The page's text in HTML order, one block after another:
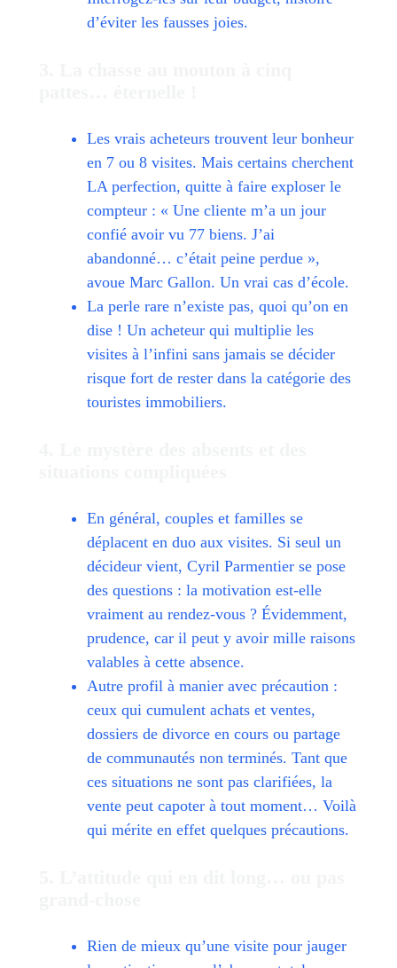
d’éviter les fausses joies.
Les vrais acheteurs trouvent leur bonheur
en 7 ou 8 visites. Mais certains cherchent
LA perfection, quitte à faire exploser le
compteur : « Une cliente m’a un jour
confié avoir vu 77 biens. J’ai
abandonné… c’était peine perdue »,
avoue Marc Gallon. Un vrai cas d’école.
La perle rare n’existe pas, quoi qu’on en
dise ! Un acheteur qui multiplie les
visites à l’infini sans jamais se décider
risque fort de rester dans la catégorie des
touristes immobiliers.
En général, couples et familles se
déplacent en duo aux visites. Si seul un
décideur vient, Cyril Parmentier se pose
des questions : la motivation est-elle
vraiment au rendez-vous ? Évidemment,
prudence, car il peut y avoir mille raisons
valables à cette absence.
Autre profil à manier avec précaution :
ceux qui cumulent achats et ventes,
dossiers de divorce en cours ou partage
de communautés non terminés. Tant que
ces situations ne sont pas clarifiées, la
vente peut capoter à tout moment… Voilà
qui mérite en effet quelques précautions.
Rien de mieux qu’une visite pour jauger